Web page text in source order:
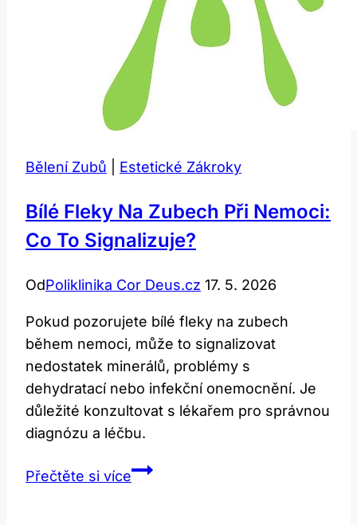
Bělení Zubů Estetické Zákroky
Bílé Fleky Na Zubech Při Nemoci:
Co To Signalizuje?
OdPoliklinika Cor Deus.cz 17. 5. 2026
Pokud pozorujete bílé fleky na zubech
během nemoci, může to signalizovat
nedostatek minerálů, problémy s
dehydratací nebo infekční onemocnění. Je
důležité konzultovat s lékařem pro správnou
diagnózu a léčbu.
Přečtěte si víceBílé